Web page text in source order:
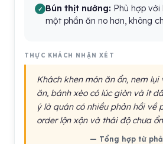
Bún thịt nướng: Phù hợp
một phần ăn no hơn, không
THỰC KHÁCH NHẬN XÉT
Khách khen món ăn ổn, nem
ăn, bánh xèo có lúc giòn và ít
ý là quán có nhiều phản hồi về
order lộn xộn và thái độ chưa
— Tổng hợp từ